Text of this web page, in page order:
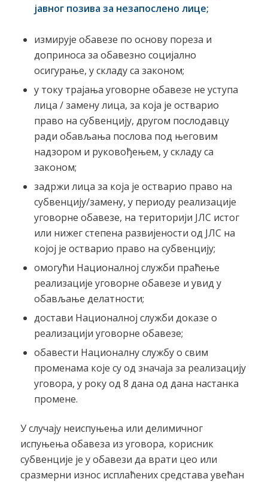
јавног позива за незапослено лице;
измирује обавезе по основу пореза и
доприноса за обавезно социјално
осигурање, у складу са законом;
у току трајања уговорне обавезе не уступа
лица / замену лица, за која је остварио
право на субвенцију, другом послодавцу
ради обављања послова под његовим
надзором и руковођењем, у складу са
законом;
задржи лица за која је остварио право на
субвенцију/замену, у периоду реализације
уговорне обавезе, на територији ЈЛС истог
или нижег степена развијености од ЈЛС на
којој је остварио право на субвенцију;
омогући Националној служби праћење
реализације уговорне обавезе и увид у
обављање делатности;
достави Националној служби доказe о
реализацији уговорне обавезе;
обавести Националну службу о свим
променама које су од значаја за реализацију
уговора, у року од 8 дана од дана настанка
промене.
У случају неиспуњења или делимичног
испуњења обавеза из уговора, корисник
субвенције је у обавези да врати цео или
сразмерни износ исплаћених средстава увећан